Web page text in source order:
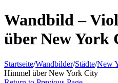
Wandbild –
über New York
Startseite/Wandbilder/Städte/New
Himmel über New York City